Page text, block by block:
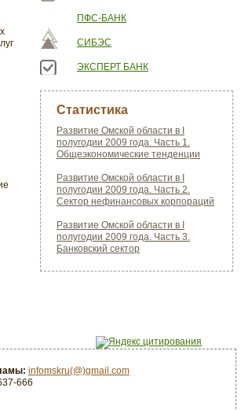
ПФС-БАНК
СИБЭС
ЭКСПЕРТ БАНК
Статистика
Развитие Омской области в I
полугодии 2009 года. Часть 1.
Общеэкономические тенденции
Развитие Омской области в I
полугодии 2009 года. Часть 2.
Сектор нефинансовых корпораций
Развитие Омской области в I
полугодии 2009 года. Часть 3.
Банковский сектор
infomskru(@)gmail.com
666